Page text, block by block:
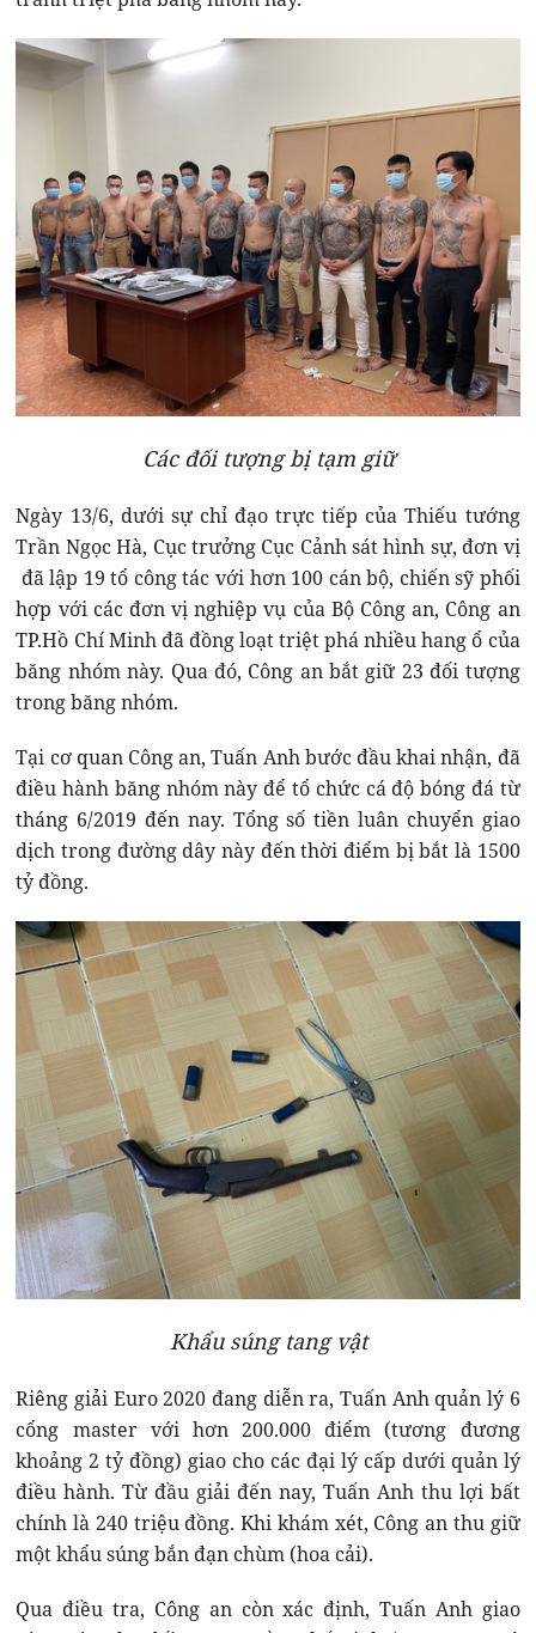
Các đối tượng bị tạm giữ
Ngày 13/6, dưới sự chỉ đạo trực tiếp của Thiếu tướng
Trần Ngọc Hà, Cục trưởng Cục Cảnh sát hình sự, đơn vị
đã lập 19 tổ công tác với hơn 100 cán bộ, chiến sỹ phối
hợp với các đơn vị nghiệp vụ của Bộ Công an, Công an
TP.Hồ Chí Minh đã đồng loạt triệt phá nhiều hang ổ của
băng nhóm này. Qua đó, Công an bắt giữ 23 đối tượng
trong băng nhóm.
Tại cơ quan Công an, Tuấn Anh bước đầu khai nhận, đã
điều hành băng nhóm này để tổ chức cá độ bóng đá từ
tháng 6/2019 đến nay. Tổng số tiền luân chuyển giao
dịch trong đường dây này đến thời điểm bị bắt là 1500
tỷ đồng.
Khẩu súng tang vật
Riêng giải Euro 2020 đang diễn ra, Tuấn Anh quản lý 6
cổng master với hơn 200.000 điểm (tương đương
khoảng 2 tỷ đồng) giao cho các đại lý cấp dưới quản lý
điều hành. Từ đầu giải đến nay, Tuấn Anh thu lợi bất
chính là 240 triệu đồng. Khi khám xét, Công an thu giữ
một khẩu súng bắn đạn chùm (hoa cải).
Qua điều tra, Công an còn xác định, Tuấn Anh giao